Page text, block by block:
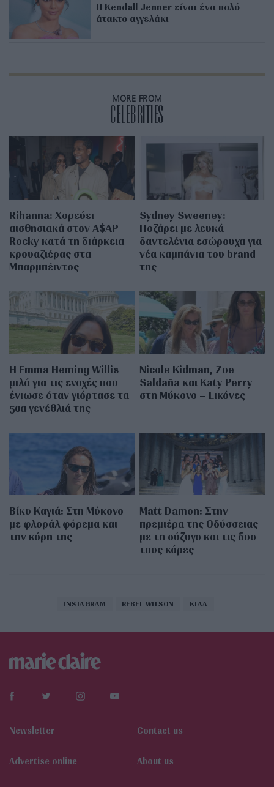
Η Kendall Jenner είναι ένα πολύ
άτακτο αγγελάκι
MORE FROM
CELEBRITIES
Rihanna: Χορεύει
αισθησιακά στον A$AP
Rocky κατά τη διάρκεια
κρουαζιέρας στα
Μπαρμπέιντος
Sydney Sweeney:
Ποζάρει με λευκά
δαντελένια εσώρουχα για
νέα καμπάνια του brand
της
H Emma Heming Willis
μιλά για τις ενοχές που
ένιωσε όταν γιόρτασε τα
50α γενέθλιά της
Nicole Kidman, Zoe
Saldaña και Katy Perry
στη Μύκονο – Εικόνες
Βίκυ Καγιά: Στη Μύκονο
με φλοράλ φόρεμα και
την κόρη της
Matt Damon: Στην
πρεμιέρα της Οδύσσειας
με τη σύζυγο και τις δυο
τους κόρες
INSTAGRAM REBEL WILSON ΚΙΛΑ
Newsletter Contact us
Αdvertise online About us